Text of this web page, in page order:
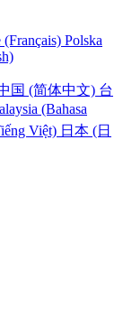
(Français) Polska
国 (简体中文) 台
(Bahasa
Việt) 日本 (日